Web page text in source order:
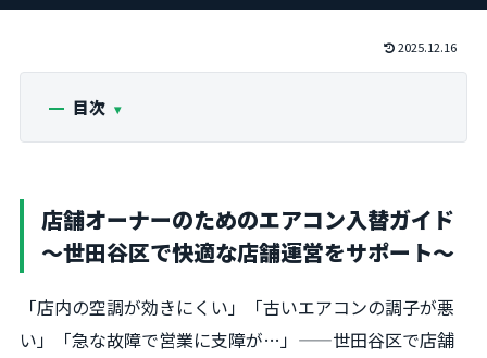
2025.12.16
目次
店舗オーナーのためのエアコン入替ガイド
〜世田谷区で快適な店舗運営をサポート〜
「店内の空調が効きにくい」「古いエアコンの調子が悪
い」「急な故障で営業に支障が…」——世田谷区で店舗